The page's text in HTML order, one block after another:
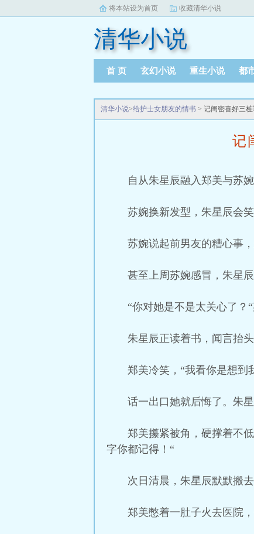
将本站设为首页 收藏清华小说
清华小说
首 页 玄幻小说 重生小说 都
清华小说>给护士女朋友的情书 > 记闺密喜好三桩
记
自从朱星辰融入郑美与苏
苏婉换新发型，朱星辰会
苏婉说起前男友的糟心事
甚至上周苏婉感冒，朱星
“你对她是不是太关心了？
朱星辰正读着书，闻言抬
郑美冷笑，“我看你是想到
话一出口她就后悔了。朱
郑美攥紧被角，硬撑着不
字你都记得！“
次日清晨，朱星辰默默搬去
郑美憋着一肚子火去医院